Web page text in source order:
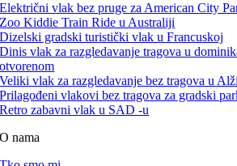
Električni vlak bez pruge za American City
Zoo Kiddie Train Ride u Australiji
Dizelski gradski turistički vlak u Francuskoj
Dinis vlak za razgledavanje tragova u
otvorenom
Veliki vlak za razgledavanje bez tragova u
Prilagođeni vlakovi bez tragova za gradski
Retro zabavni vlak u SAD -u
O nama